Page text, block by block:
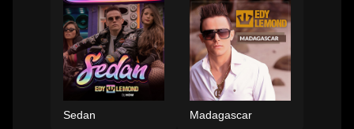
Sedan Madagascar